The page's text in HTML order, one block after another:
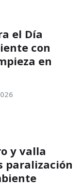
el Día
con
en
y valla
paralización